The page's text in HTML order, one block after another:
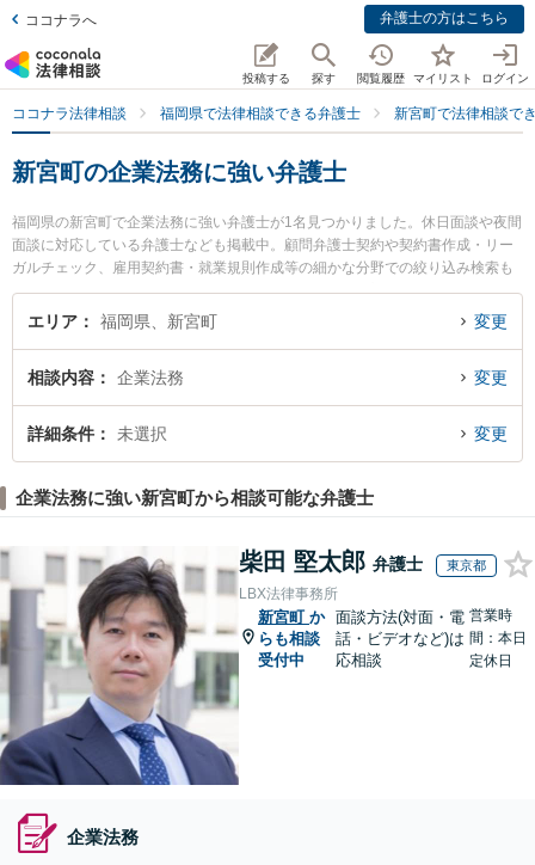
ココナラへ 弁護士の方はこちら
投稿する 探す 閲覧履歴 マイリスト ログイン
ココナラ法律相談 福岡県で法律相談できる弁護士 新宮町で法律相談で
新宮町の企業法務に強い弁護士
福岡県の新宮町で企業法務に強い弁護士が1名見つかりました。休日面談や夜間
面談に対応している弁護士なども掲載中。顧問弁護士契約や契約書作成・リー
ガルチェック、雇用契約書・就業規則作成等の細かな分野での絞り込み検索も
でき便利です。特に朝道法律事務所の因 史礼弁護士のプロフィール情報や弁護
士費用、強みなどが注目されています。『新宮町で土日や夜間に発生した企業
できる新宮町内の弁護士に相談予約したい』などでお困りの相談者さんにおす
すめです。
エリア 福岡県、新宮町 変更
相談内容 企業法務 変更
詳細条件 未選択 変更
企業法務に強い新宮町から相談可能な弁護士
柴田 堅太郎 弁護士 東京都
LBX法律事務所
新宮町 か
らも相談
受付中
面談方法(対面・電
話・ビデオなど)は
応相談
営業時
間：本日
定休日
企業法務